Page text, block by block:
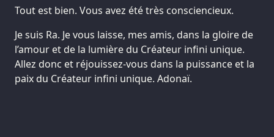
Tout est bien. Vous avez été très consciencieux.
Je suis Ra. Je vous laisse, mes amis, dans la gloire de
l’amour et de la lumière du Créateur infini unique.
Allez donc et réjouissez-vous dans la puissance et la
paix du Créateur infini unique. Adonaï.